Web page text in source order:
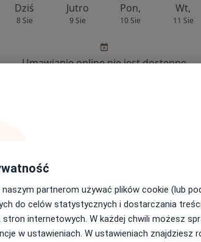
Dziś
8 Sie
Jutro
9 Sie
Pon,
10 Sie
Wt,
11 Sie
Umawianie online nie jest dostępne
Dziś
8 Sie
Jutro
9 Sie
Pon,
10 Sie
Wt,
11 Sie
partnerom używać plików cookie (lub
do celów statystycznych i dostarczania
internetowych. W każdej chwili możesz
w ustawieniach. W ustawieniach znajdziesz